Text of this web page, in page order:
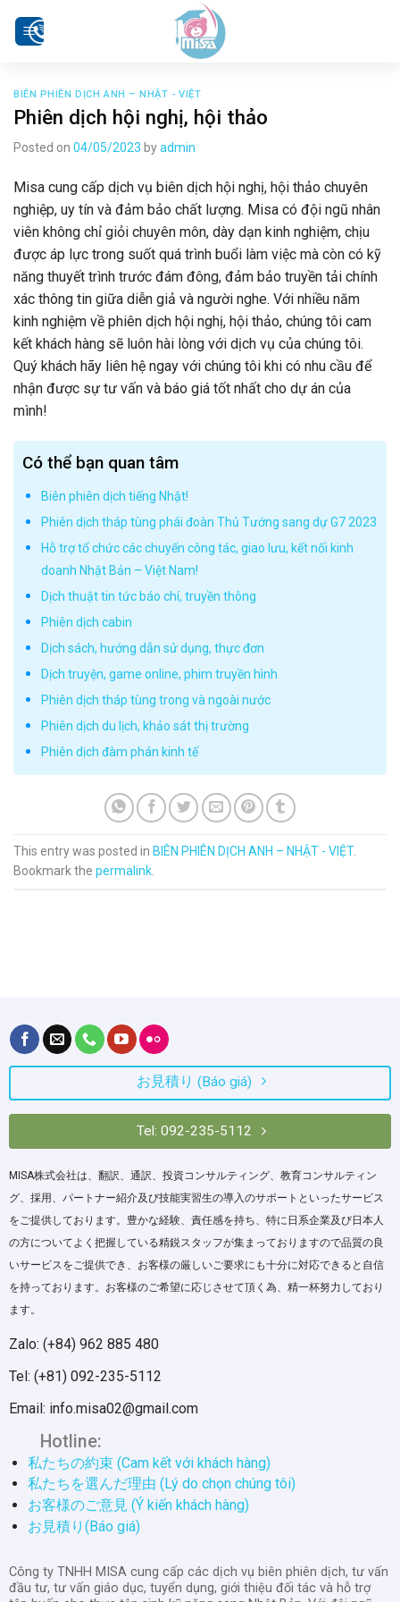
BIÊN PHIÊN DỊCH ANH – NHẬT - VIỆT
Phiên dịch hội nghị, hội thảo
Posted on 04/05/2023 byadmin
Misa cung cấp dịch vụ biên dịch hội nghị, hội thảo chuyên
nghiệp, uy tín và đảm bảo chất lượng. Misa có đội ngũ nhân
viên không chỉ giỏi chuyên môn, dày dạn kinh nghiệm, chịu
được áp lực trong suốt quá trình buổi làm việc mà còn có kỹ
năng thuyết trình trước đám đông, đảm bảo truyền tải chính
xác thông tin giữa diễn giả và người nghe. Với nhiều năm
kinh nghiệm về phiên dịch hội nghị, hội thảo, chúng tôi cam
kết khách hàng sẽ luôn hài lòng với dịch vụ của chúng tôi.
Quý khách hãy liên hệ ngay với chúng tôi khi có nhu cầu để
nhận được sự tư vấn và báo giá tốt nhất cho dự án của
mình!
Có thể bạn quan tâm
Biên phiên dịch tiếng Nhật!
Phiên dịch tháp tùng phái đoàn Thủ Tướng sang dự G7 2023
Hỗ trợ tổ chức các chuyến công tác, giao lưu, kết nối kinh
doanh Nhật Bản – Việt Nam!
Dịch thuật tin tức báo chí, truyền thông
Phiên dịch cabin
Dịch sách, hướng dẫn sử dụng, thực đơn
Dịch truyện, game online, phim truyền hình
Phiên dịch tháp tùng trong và ngoài nước
Phiên dịch du lịch, khảo sát thị trường
Phiên dịch đàm phán kinh tế
This entry was posted in BIÊN PHIÊN DỊCH ANH – NHẬT - VIỆT.
Bookmark the permalink.
お見積り (Báo giá)
Tel: 092-235-5112
MISA株式会社は、翻訳、通訳、投資コンサルティング、教育コンサルティン
グ、採用、パートナー紹介及び技能実習生の導入のサポートといったサービス
をご提供しております。豊かな経験、責任感を持ち、特に日系企業及び日本人
の方についてよく把握している精鋭スタッフが集まっておりますので品質の良
いサービスをご提供でき、お客様の厳しいご要求にも十分に対応できると自信
を持っております。お客様のご希望に応じさせて頂く為、精一杯努力しており
ます。
Zalo: (+84) 962 885 480
Tel: (+81) 092-235-5112
Email: info.misa02@gmail.com
Hotline:
私たちの約束 (Cam kết với khách hàng)
私たちを選んだ理由 (Lý do chọn chúng tôi)
お客様のご意見 (Ý kiến khách hàng)
お見積り(Báo giá)
Công ty TNHH MISA cung cấp các dịch vụ biên phiên dịch, tư vấn
đầu tư, tư vấn giáo dục, tuyển dụng, giới thiệu đối tác và hỗ trợ